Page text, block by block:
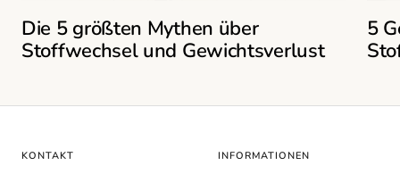
Die 5 größten Mythen über
Stoffwechsel und Gewichtsverlust
5
KONTAKT INFORMATIONEN